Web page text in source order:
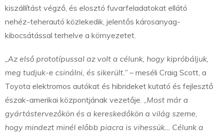
kiszállítást végző, és elosztó fuvarfeladatokat ellátó
nehéz-teherautó közlekedik, jelentős károsanyag-
kibocsátással terhelve a környezetet.
„Az első prototípussal az volt a célunk, hogy kipróbáljuk,
meg tudjuk-e csinálni, és sikerült.” – meséli Craig Scott, a
Toyota elektromos autókat és hibrideket kutató és fejlesztő
észak-amerikai központjának vezetője. „Most már a
gyártástervezőkön és a kereskedőkön a világ szeme,
hogy mindezt minél előbb piacra is vihessük… Célunk a